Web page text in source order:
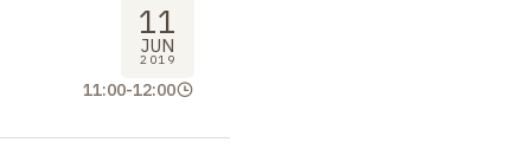
11
JUN
2019
11:00-12:00